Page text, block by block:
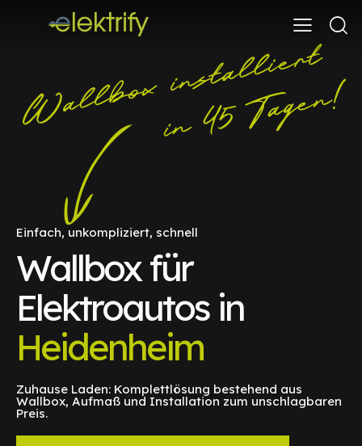
Einfach, unkompliziert, schnell
Wallbox für
Elektroautos in
Heidenheim
Zuhause Laden: Komplettlösung bestehend aus
Wallbox, Aufmaß und Installation zum unschlagbaren
Preis.